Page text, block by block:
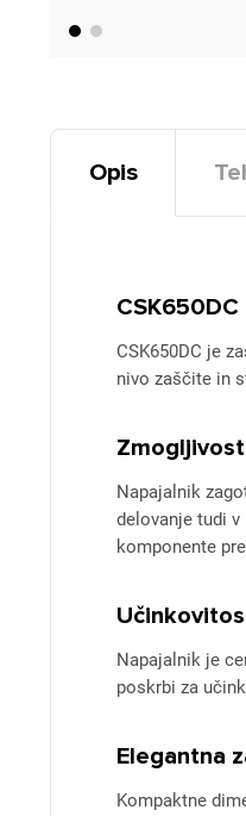
Opis
CSK650DC je
nivo zaščite in
Napajalnik
delovanje tudi v
komponente
Napajalnik je
poskrbi za
Elegantna
Kompaktne